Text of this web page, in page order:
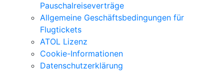
Pauschalreiseverträge
Allgemeine Geschäftsbedingungen für
Flugtickets
ATOL Lizenz
Cookie-Informationen
Datenschutzerklärung